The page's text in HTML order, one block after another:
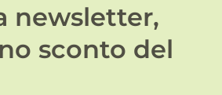
newsletter,
sconto del